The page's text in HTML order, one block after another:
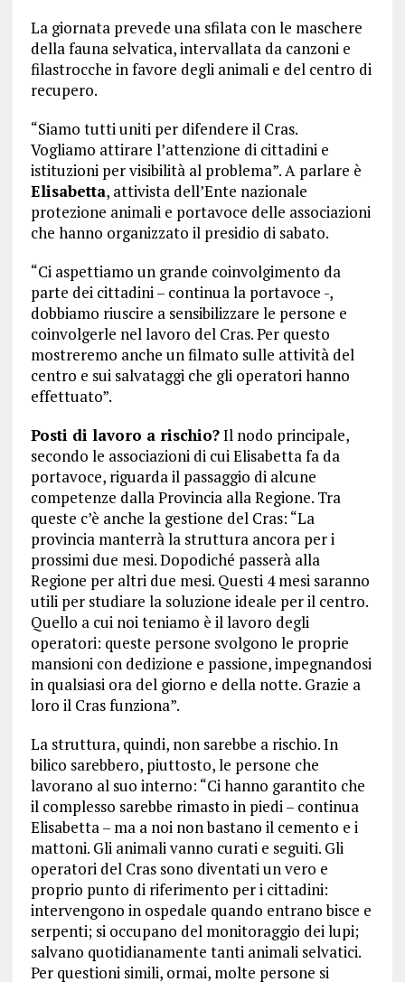
La giornata prevede una sfilata con le maschere
della fauna selvatica, intervallata da canzoni e
filastrocche in favore degli animali e del centro di
recupero.
“Siamo tutti uniti per difendere il Cras.
Vogliamo attirare l’attenzione di cittadini e
istituzioni per visibilità al problema”. A parlare è
Elisabetta, attivista dell’Ente nazionale
protezione animali e portavoce delle associazioni
che hanno organizzato il presidio di sabato.
“Ci aspettiamo un grande coinvolgimento da
parte dei cittadini – continua la portavoce -,
dobbiamo riuscire a sensibilizzare le persone e
coinvolgerle nel lavoro del Cras. Per questo
mostreremo anche un filmato sulle attività del
centro e sui salvataggi che gli operatori hanno
effettuato”.
Posti di lavoro a rischio?Il nodo principale,
secondo le associazioni di cui Elisabetta fa da
portavoce, riguarda il passaggio di alcune
competenze dalla Provincia alla Regione. Tra
queste c’è anche la gestione del Cras: “La
provincia manterrà la struttura ancora per i
prossimi due mesi. Dopodiché passerà alla
Regione per altri due mesi. Questi 4 mesi saranno
utili per studiare la soluzione ideale per il centro.
Quello a cui noi teniamo è il lavoro degli
operatori: queste persone svolgono le proprie
mansioni con dedizione e passione, impegnandosi
in qualsiasi ora del giorno e della notte. Grazie a
loro il Cras funziona”.
La struttura, quindi, non sarebbe a rischio. In
bilico sarebbero, piuttosto, le persone che
lavorano al suo interno: “Ci hanno garantito che
il complesso sarebbe rimasto in piedi – continua
Elisabetta – ma a noi non bastano il cemento e i
mattoni. Gli animali vanno curati e seguiti. Gli
operatori del Cras sono diventati un vero e
proprio punto di riferimento per i cittadini:
intervengono in ospedale quando entrano bisce e
serpenti; si occupano del monitoraggio dei lupi;
salvano quotidianamente tanti animali selvatici.
Per questioni simili, ormai, molte persone si